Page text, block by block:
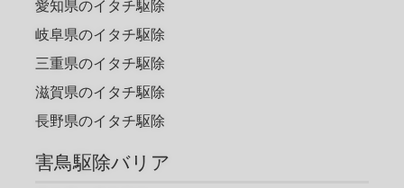
愛知県のイタチ駆除
岐阜県のイタチ駆除
三重県のイタチ駆除
滋賀県のイタチ駆除
長野県のイタチ駆除
害鳥駆除バリア